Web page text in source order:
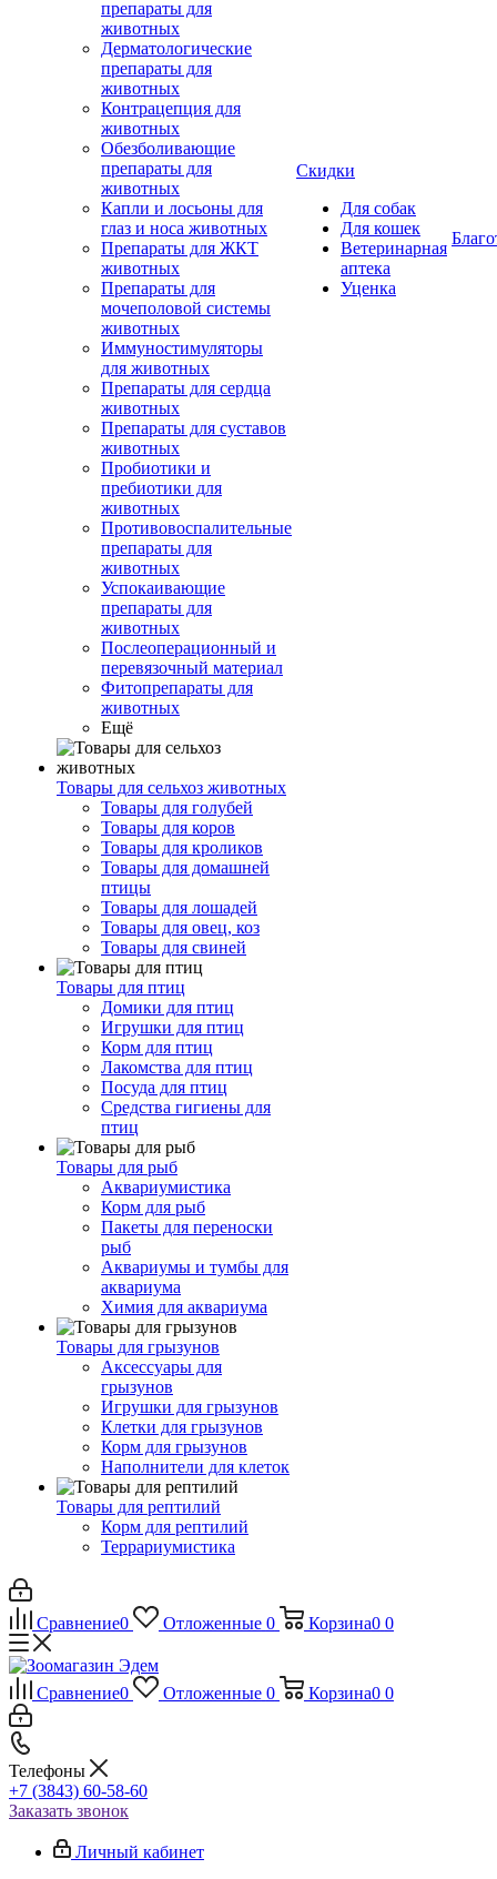
препараты для
животных
Дерматологические
препараты для
животных
Контрацепция для
животных
Обезболивающие
препараты для
животных
Капли и лосьоны для
глаз и носа животных
Препараты для ЖКТ
животных
Препараты для
мочеполовой системы
животных
Иммуностимуляторы
для животных
Препараты для сердца
животных
Препараты для суставов
животных
Пробиотики и
пребиотики для
животных
Противовоспалительные
препараты для
животных
Успокаивающие
препараты для
животных
Послеоперационный и
перевязочный материал
Фитопрепараты для
животных
Ещё
Товары для сельхоз животных
Товары для голубей
Товары для коров
Товары для кроликов
Товары для домашней
птицы
Товары для лошадей
Товары для овец, коз
Товары для свиней
Товары для птиц
Домики для птиц
Игрушки для птиц
Корм для птиц
Лакомства для птиц
Посуда для птиц
Средства гигиены для
птиц
Товары для рыб
Аквариумистика
Корм для рыб
Пакеты для переноски
рыб
Аквариумы и тумбы для
аквариума
Химия для аквариума
Товары для грызунов
Аксессуары для
грызунов
Игрушки для грызунов
Клетки для грызунов
Корм для грызунов
Наполнители для клеток
Товары для рептилий
Корм для рептилий
Террариумистика
Скидки
Для собак
Для кошек
Ветеринарная
аптека
Уценка
Сравнение0 Отложенные 0 Корзина0 0
Сравнение0 Отложенные 0 Корзина0 0
Телефоны
+7 (3843) 60-58-60
Заказать звонок
Личный кабинет